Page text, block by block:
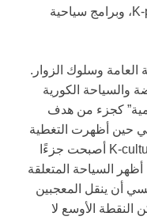
broadcast، تجارب مستوحاة من K-pop، وبرامج سياحية
وسلوك الزوار.
والسياحة الكورية
كجزء من هدف
في حين أظهرت التغطية
المحلية الأخيرة أن تجارب K-pop وK-culture أصبحت جزءًا
السياحة المتعلقة
أن ينقل المعجبين
النقطة الأوسع لا